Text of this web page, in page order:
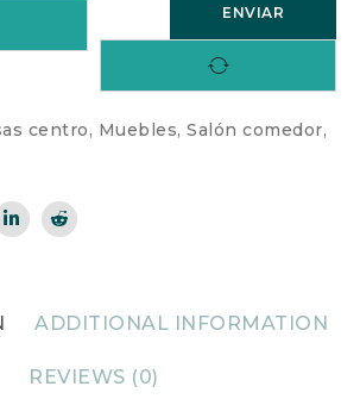
centro, Muebles, Salón comedor,
ADDITIONAL INFORMATION
REVIEWS (0)